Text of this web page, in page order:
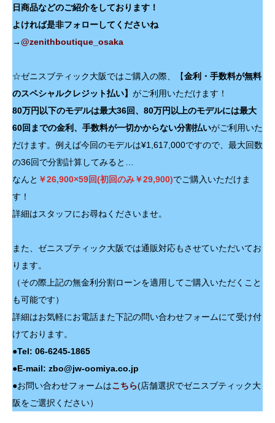
日商品などのご紹介をしております！
よければ是非フォローしてくださいね
→@zenithboutique_osaka
☆ゼニスブティック大阪ではご購入の際、【金利・手数料が無料
のスペシャルクレジット払い】 がご利用いただけます！
80万円以下のモデルは最大36回、80万円以上のモデルには最大
60回までの金利、手数料が一切かからない分割払いがご利用いた
だけます。例えば今回のモデルは¥1,617,000ですので、最大回数
の36回で分割計算してみると…
なんと ￥26,900×59回(初回のみ￥29,900)でご購入いただけま
す！
詳細はスタッフにお尋ねくださいませ。
また、ゼニスブティック大阪では通販対応もさせていただいてお
ります。
（その際上記の無金利分割ローンを適用してご購入いただくこと
も可能です）
詳細はお気軽にお電話また下記の問い合わせフォームにて受け付
けております。
●Tel: 06-6245-1865
●E-mail: zbo@jw-oomiya.co.jp
●お問い合わせフォームはこちら(店舗選択でゼニスブティック大
阪をご選択ください）